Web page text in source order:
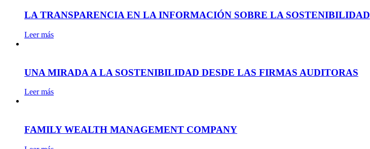
LA TRANSPARENCIA EN LA INFORMACIÓN SOBRE LA SOSTENIBILIDAD
Leer más
UNA MIRADA A LA SOSTENIBILIDAD DESDE LAS FIRMAS AUDITORAS
Leer más
FAMILY WEALTH MANAGEMENT COMPANY